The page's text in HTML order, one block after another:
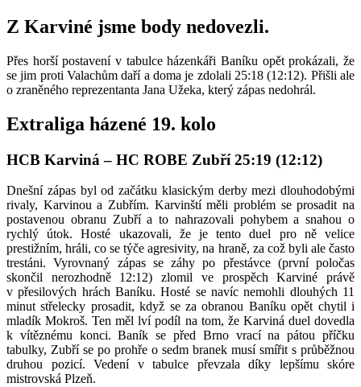
Z Karviné jsme body nedovezli.
Přes horší postavení v tabulce házenkáři Baníku opět prokázali, že
se jim proti Valachům daří a doma je zdolali 25:18 (12:12). Přišli ale
o zraněného reprezentanta Jana Užeka, který zápas nedohrál.
Extraliga házené 19. kolo
HCB Karviná – HC ROBE Zubří 25:19 (12:12)
Dnešní zápas byl od začátku klasickým derby mezi dlouhodobými
rivaly, Karvinou a Zubřím. Karvinští měli problém se prosadit na
postavenou obranu Zubří a to nahrazovali pohybem a snahou o
rychlý útok. Hosté ukazovali, že je tento duel pro ně velice
prestižním, hráli, co se týče agresivity, na hraně, za což byli ale často
trestáni. Vyrovnaný zápas se záhy po přestávce (první poločas
skončil nerozhodně 12:12) zlomil ve prospěch Karviné právě
v přesilových hrách Baníku. Hosté se navíc nemohli dlouhých 11
minut střelecky prosadit, když se za obranou Baníku opět chytil i
mladík Mokroš. Ten měl lví podíl na tom, že Karviná duel dovedla
k vítěznému konci. Baník se před Brno vrací na pátou příčku
tabulky, Zubří se po prohře o sedm branek musí smířit s průběžnou
druhou pozicí. Vedení v tabulce převzala díky lepšímu skóre
mistrovská Plzeň.